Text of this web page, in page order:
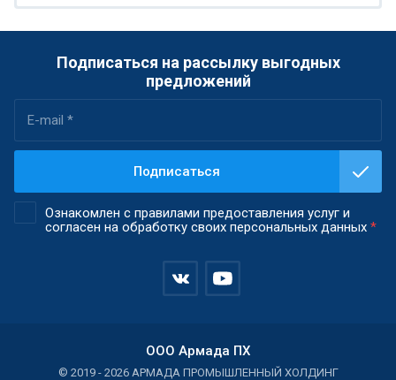
Подписаться на рассылку выгодных
предложений
Ознакомлен с правилами предоставления услуг и
согласен на обработку своих персональных данных *
Подписаться
ООО Армада ПХ
© 2019 - 2026 АРМАДА ПРОМЫШЛЕННЫЙ ХОЛДИНГ